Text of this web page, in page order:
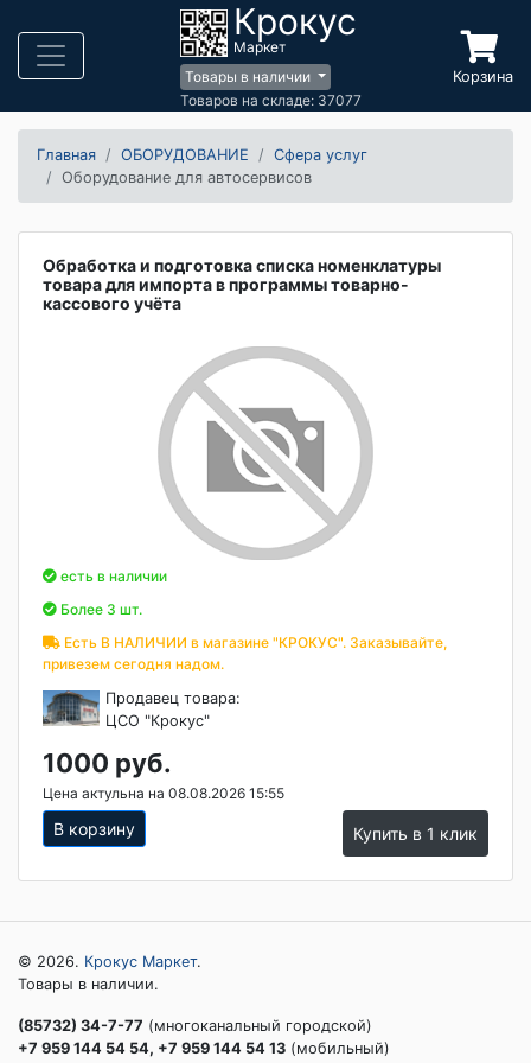
Крокус
Маркет
Товары в наличии
Товаров на складе: 37077
Корзина
Главная ОБОРУДОВАНИЕ
Сфера услуг
Оборудование для автосервисов
Обработка и подготовка списка номенклатуры
товара для импорта в программы товарно-
кассового учёта
есть в наличии
Более 3 шт.
Есть В НАЛИЧИИ в магазине "КРОКУС". Заказывайте,
привезем сегодня надом.
Продавец товара:
ЦСО "Крокус"
1000 руб.
Цена актульна на 08.08.2026 15:55
В корзину Купить в 1 клик
© 2026. Крокус Маркет.
Товары в наличии.
(85732) 34-7-77 (многоканальный городской)
+7 959 144 54 54, +7 959 144 54 13 (мобильный)